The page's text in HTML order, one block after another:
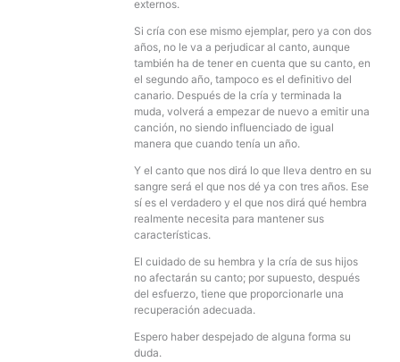
externos.
Si cría con ese mismo ejemplar, pero ya con dos
años, no le va a perjudicar al canto, aunque
también ha de tener en cuenta que su canto, en
el segundo año, tampoco es el definitivo del
canario. Después de la cría y terminada la
muda, volverá a empezar de nuevo a emitir una
canción, no siendo influenciado de igual
manera que cuando tenía un año.
Y el canto que nos dirá lo que lleva dentro en su
sangre será el que nos dé ya con tres años. Ese
sí es el verdadero y el que nos dirá qué hembra
realmente necesita para mantener sus
características.
El cuidado de su hembra y la cría de sus hijos
no afectarán su canto; por supuesto, después
del esfuerzo, tiene que proporcionarle una
recuperación adecuada.
Espero haber despejado de alguna forma su
duda.